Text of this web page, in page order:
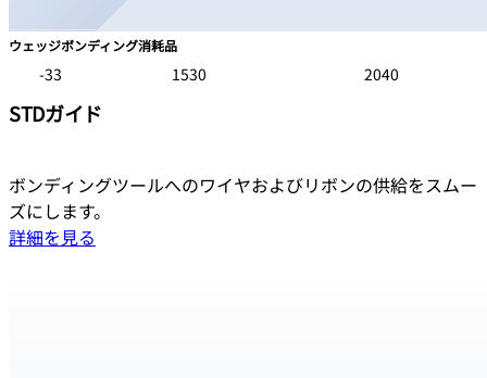
-33 1530 2040
ウェッジボンディング消耗品
STDガイド
ボンディングツールへのワイヤおよびリボンの供給をスムー
ズにします。
詳細を見る